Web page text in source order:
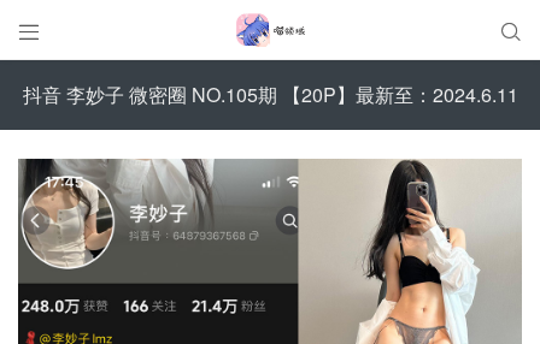
 
抖音 李妙子 微密圈 NO.105期 【20P】最新至：2024.6.11